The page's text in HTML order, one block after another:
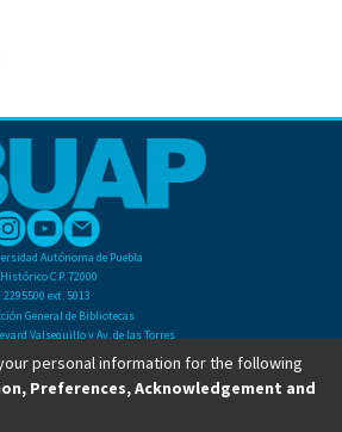
Autónoma de Puebla
C.P. 72000
ext. 5013
General de Bibliotecas
Valsequillo y Av. de las Torres
Universitaria. Col. San Manuel
+52 (222) 2295500 Ext 2901
personal information for the following
Preferences, Acknowledgement and